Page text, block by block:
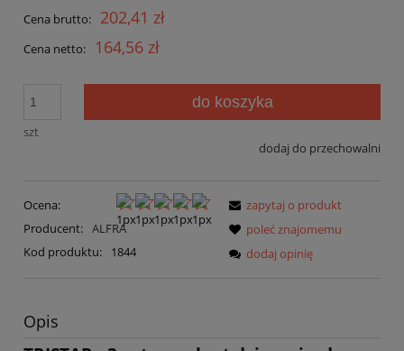
Cena brutto: 202,41 zł
Cena netto: 164,56 zł
szt
do koszyka
dodaj do przechowalni
Ocena:
Producent: ALFRA
Kod produktu:
1844
zapytaj o produkt
poleć znajomemu
dodaj opinię
Opis